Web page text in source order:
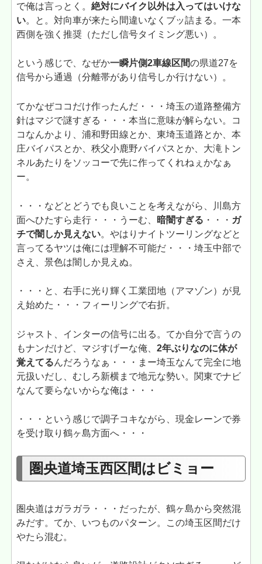
で俺は言っとく。絶対にバイク以外は入ってはいけな
い。と。対向車が来たら間違いなくブッ詰まる。一本
西側を強く推奨（ただし信号タイミング悪い）。
という感じで、なぜか一瞬片側2車線区間の県道27を
信号から通過（分離帯があり信号しか行けない）。
てかなぜココだけ作ったんだ・・・埼玉の道路整備方
針はマジで謎すぎる・・・本当に意味が解らない。コ
コなんかより、浦和野田線とか、東埼玉道路とか、本
庄バイパスとか、秩父小鹿野バイパスとか、大滝トン
ネルあたりをソッコーで先に作ってくれねぇかなぁ
ー。
・・・などとどうでも良いことを考えながら、川島方
面へひたすら走行・・・うーむ、
暗闇すぎる ・・・ ガ
チで闇しか見えない。やはりナイトツーリングなどと
言ってるヤツは俺には理解不可能だ・・・埼玉中部で
さえ、景色は闇しか見えぬ。
・・・と、右手に光り輝く工業団地（アマゾン）が見
え始めた・・・フィーリングで右折。
ジャスト、インターの信号に出る。てか自分で言うの
もナンだけど、マジすげーな俺、2年ぶりなのに体が
覚えてるんだろうなぁ・・・まー埼玉なんて完全に地
元扱いだし、むしろ新横まで地元な勢い。関東でナビ
なんて要らないからな俺は・・・
・・・という感じで調子コキながら、現金レーンで券
を受け取り鶴ヶ島方面へ・・・
圏央道埼玉西区間はビミョー
圏央道はガラガラ・・・だったが、鶴ヶ島から突然混
みだす。てか、いつものパターン。この埼玉区間だけ
やたら混む。